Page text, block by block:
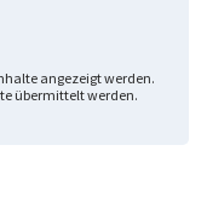
angezeigt werden.
übermittelt werden.